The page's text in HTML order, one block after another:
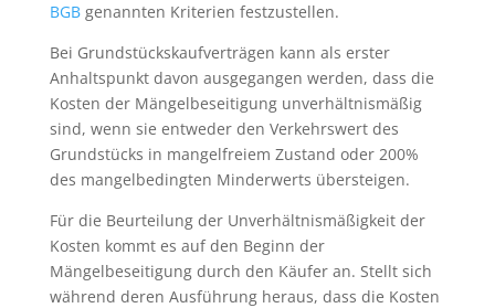
BGBgenannten Kriterien festzustellen.
Bei Grundstückskaufverträgen kann als erster
Anhaltspunkt davon ausgegangen werden, dass die
Kosten der Mängelbeseitigung unverhältnismäßig
sind, wenn sie entweder den Verkehrswert des
Grundstücks in mangelfreiem Zustand oder 200%
des mangelbedingten Minderwerts übersteigen.
Für die Beurteilung der Unverhältnismäßigkeit der
Kosten kommt es auf den Beginn der
Mängelbeseitigung durch den Käufer an. Stellt sich
während deren Ausführung heraus, dass die Kosten